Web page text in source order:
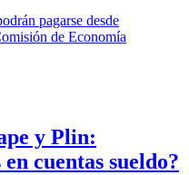
y Plin:
cuentas sueldo?